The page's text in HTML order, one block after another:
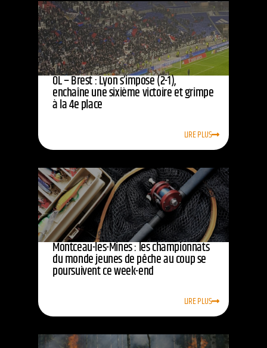
OL – Brest : Lyon s’impose (2-1),
enchaîne une sixième victoire et grimpe
à la 4e place
LIRE PLUS
Montceau-les-Mines : les championnats
du monde jeunes de pêche au coup se
poursuivent ce week-end
LIRE PLUS